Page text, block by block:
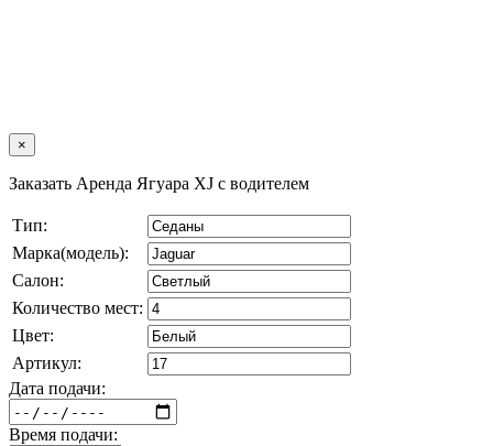
×
Заказать Аренда Ягуара XJ с водителем
Тип:
Марка(модель):
Салон:
Количество мест:
Цвет:
Артикул:
Дата подачи:
Время подачи: